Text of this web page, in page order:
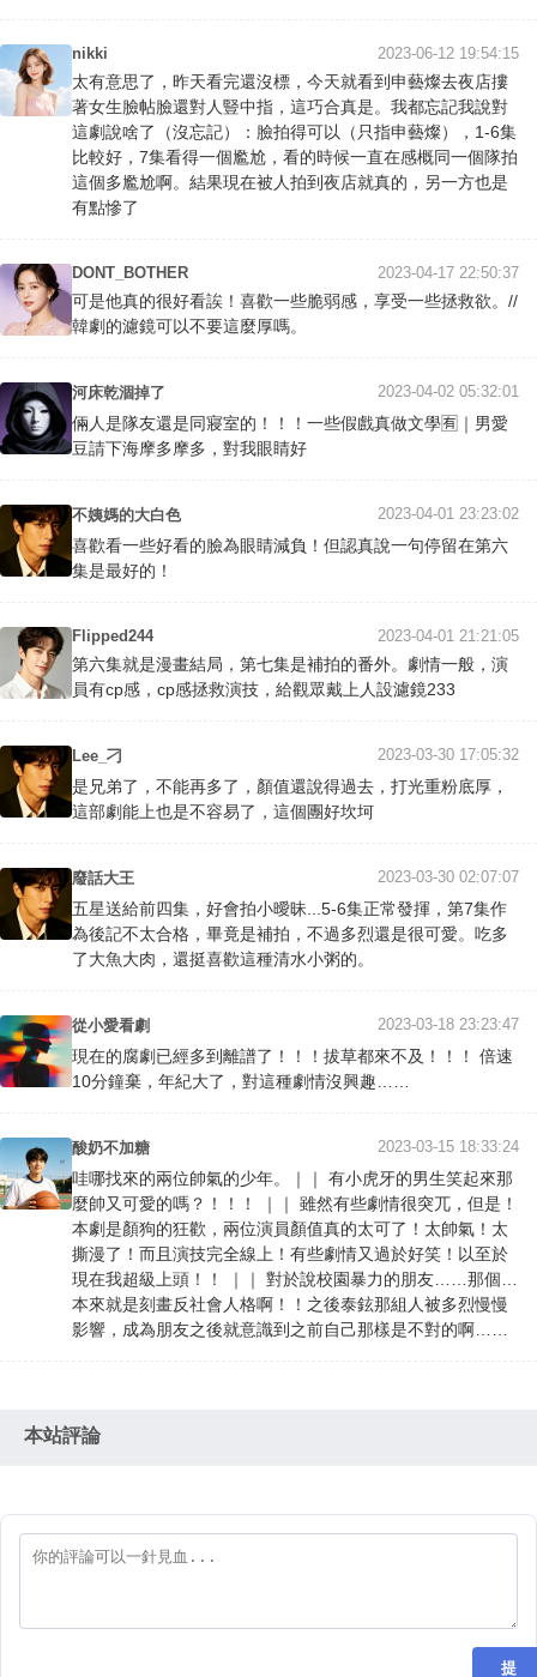
nikki 2023-06-12 19:54:15
太有意思了，昨天看完還沒標，今天就看到申藝燦去夜店摟
著女生臉帖臉還對人豎中指，這巧合真是。我都忘記我說對
這劇說啥了（沒忘記）：臉拍得可以（只指申藝燦），1-6集
比較好，7集看得一個尷尬，看的時候一直在感概同一個隊拍
這個多尷尬啊。結果現在被人拍到夜店就真的，另一方也是
有點慘了
DONT_BOTHER 2023-04-17 22:50:37
可是他真的很好看誒！喜歡一些脆弱感，享受一些拯救欲。//
韓劇的濾鏡可以不要這麼厚嗎。
河床乾涸掉了 2023-04-02 05:32:01
倆人是隊友還是同寢室的！！！一些假戲真做文學🈶️｜男愛
豆請下海摩多摩多，對我眼睛好
不姨媽的大白色 2023-04-01 23:23:02
喜歡看一些好看的臉為眼睛減負！但認真說一句停留在第六
集是最好的！
Flipped244 2023-04-01 21:21:05
第六集就是漫畫結局，第七集是補拍的番外。劇情一般，演
員有cp感，cp感拯救演技，給觀眾戴上人設濾鏡233
Lee_刁 2023-03-30 17:05:32
是兄弟了，不能再多了，顏值還說得過去，打光重粉底厚，
這部劇能上也是不容易了，這個團好坎坷
廢話大王 2023-03-30 02:07:07
五星送給前四集，好會拍小曖昧...5-6集正常發揮，第7集作
為後記不太合格，畢竟是補拍，不過多烈還是很可愛。吃多
了大魚大肉，還挺喜歡這種清水小粥的。
從小愛看劇 2023-03-18 23:23:47
現在的腐劇已經多到離譜了！！！拔草都來不及！！！ 倍速
10分鐘棄，年紀大了，對這種劇情沒興趣……
酸奶不加糖 2023-03-15 18:33:24
哇哪找來的兩位帥氣的少年。｜｜ 有小虎牙的男生笑起來那
麼帥又可愛的嗎？！！！ ｜｜ 雖然有些劇情很突兀，但是！
本劇是顏狗的狂歡，兩位演員顏值真的太可了！太帥氣！太
撕漫了！而且演技完全線上！有些劇情又過於好笑！以至於
現在我超級上頭！！ ｜｜ 對於說校園暴力的朋友……那個…
本來就是刻畫反社會人格啊！！之後泰鉉那組人被多烈慢慢
影響，成為朋友之後就意識到之前自己那樣是不對的啊……
本站評論
提